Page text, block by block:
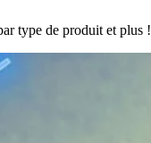
type de produit et plus !